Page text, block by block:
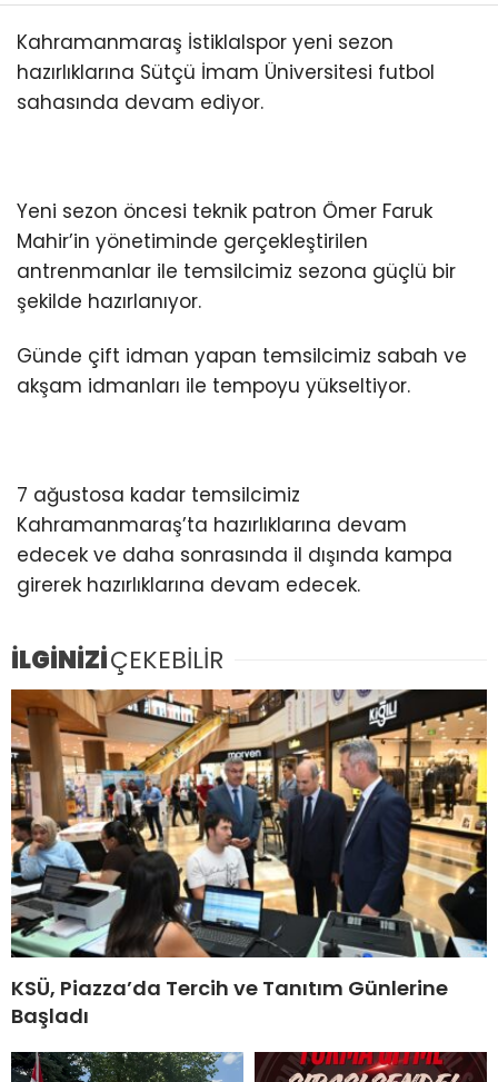
Kahramanmaraş İstiklalspor yeni sezon
hazırlıklarına Sütçü İmam Üniversitesi futbol
sahasında devam ediyor.
Yeni sezon öncesi teknik patron Ömer Faruk
Mahir’in yönetiminde gerçekleştirilen
antrenmanlar ile temsilcimiz sezona güçlü bir
şekilde hazırlanıyor.
Günde çift idman yapan temsilcimiz sabah ve
akşam idmanları ile tempoyu yükseltiyor.
7 ağustosa kadar temsilcimiz
Kahramanmaraş’ta hazırlıklarına devam
edecek ve daha sonrasında il dışında kampa
girerek hazırlıklarına devam edecek.
İLGİNİZİÇEKEBİLİR
KSÜ, Piazza’da Tercih ve Tanıtım Günlerine
Başladı